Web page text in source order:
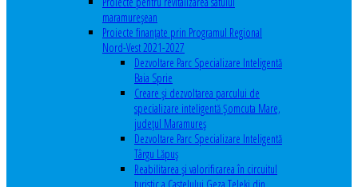
maramureşean
Proiecte finanțate prin Programul Regional
Nord-Vest 2021-2027
Dezvoltare Parc Specializare Inteligentă
Baia Sprie
Creare și dezvoltarea parcului de
specializare inteligentă Șomcuta Mare,
județul Maramureș
Dezvoltare Parc Specializare Inteligentă
Târgu Lăpuș
Reabilitarea și valorificarea în circuitul